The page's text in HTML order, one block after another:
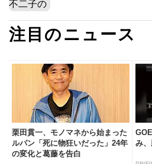
注目のニュース
栗田貫一、モノマネから始まった
ルパン「死に物狂いだった」24年
の変化と葛藤を告白
み